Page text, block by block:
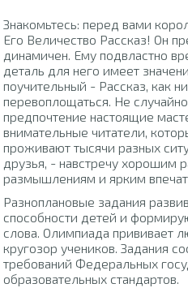
Знакомьтесь: перед вами
Его Величество Рассказ! Он
динамичен. Ему подвластно
деталь для него имеет
поучительный - Рассказ, как
перевоплощаться. Не
предпочтение настоящие
внимательные читатели,
проживают тысячи разных
друзья, - навстречу хорошим
размышлениям и ярким
Разноплановые задания
способности детей и
слова. Олимпиада прививает
кругозор учеников. Задания
требований Федеральных
образовательных стандартов.